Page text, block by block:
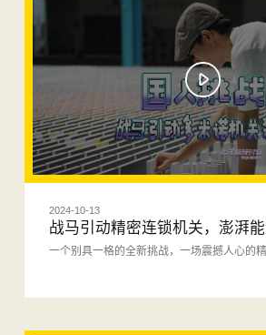
2024-10-13
战马引动精密连锁机关，澎湃能
一个别具一格的全新挑战，一场震撼人心的精